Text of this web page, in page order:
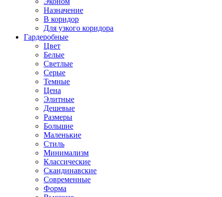
Назначение
В коридор
Для узкого коридора
Гардеробные
Цвет
Белые
Светлые
Серые
Темные
Цена
Элитные
Дешевые
Размеры
Большие
Маленькие
Стиль
Минимализм
Классические
Скандинавские
Современные
Форма